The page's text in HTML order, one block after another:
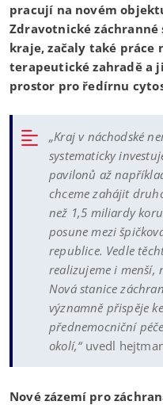
pracují na novém
Zdravotnické
kraje, začaly také práce
terapeutické zahradě a
prostor pro ředírnu
„Kraj v náchodské
systematicky
pavilonů až
chceme zahájit
než 1,5 miliardy
posune mezi
republice. Vedle
realizujeme i menší,
Nová stanice
významně přispěje
přednemocniční
okolí,“ uvedl
Nové zázemí pro